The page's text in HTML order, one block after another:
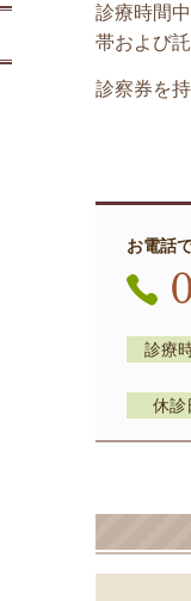
診療時間
帯および
診察券を
お電話
診療
休診